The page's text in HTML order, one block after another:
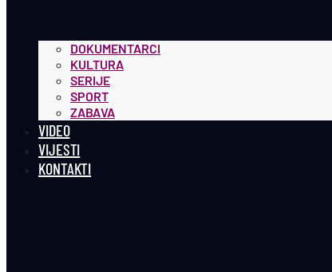
DOKUMENTARCI
KULTURA
SERIJE
SPORT
ZABAVA
VIDEO
VIJESTI
KONTAKTI